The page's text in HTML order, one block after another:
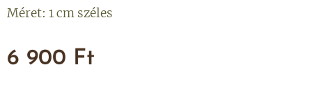
Méret: 1 cm széles
6 900 Ft